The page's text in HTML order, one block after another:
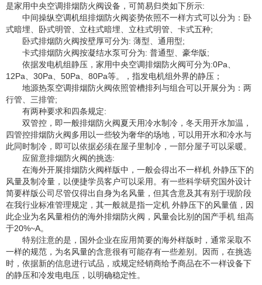
是家用中央空调排烟防火阀设备，可简易归类如下所示:
中间操纵空调机组排烟防火阀姿势依照不一样方式可以分为：卧
式暗埋、卧式明管、立柱式暗埋、立柱式明管、卡式五种;
卧式排烟防火阀按壁厚可分为: 薄型、通用型;
卡式排烟防火阀按凝结水泵可分为: 普通型、豪华版;
依据发电机组静压，家用中央空调排烟防火阀可分为:0Pa、
12Pa、30Pa、50Pa、80Pa等。，指发电机组外界的静压；
地源热泵空调排烟防火阀依照管槽排列与组合可以开展分为：两
行管、三排管;
有两种要求和四条规定:
双管控，即一般排烟防火阀夏天用冷水制冷，冬天用开水加温，
四管控排烟防火阀多用以一些较为奢华的场地，可以用开水和冷水与
此同时制冷，即可以依据必须在屋子里制冷，一部分屋子可以采暖。
应留意排烟防火阀的挑选:
在海外开展排烟防火阀样版中，一般会得出不一样机 外静压下的
风量及制冷量，以便捷学员客户可以采用。有一些科学研究国外设计
简要样版公司尽管仅得出自身为名风量，但其含意及其有别于现阶段
在我行业标准管理规定，其一般就是指一定机 外静压下的风量值，因
此企业为名风量相仿的海外排烟防火阀，风量会比别的国产手机 组高
于20%~A。
特别注意的是，国外企业在应用简要的海外样版时，通常采取不
一样的规范，为名风量的含意很有可能存有一些差别。因而，在挑选
时，依据新的信息进行试品，或规定经销商给予商品在不一样设备下
的静压和冷发电电压，以明确稳定性。